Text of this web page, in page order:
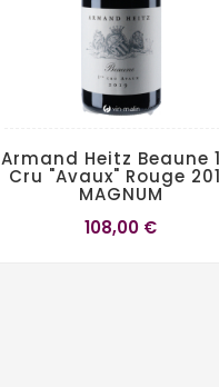
Armand Heitz Beaune
Cru "Avaux" Rouge
MAGNUM
108,00 €